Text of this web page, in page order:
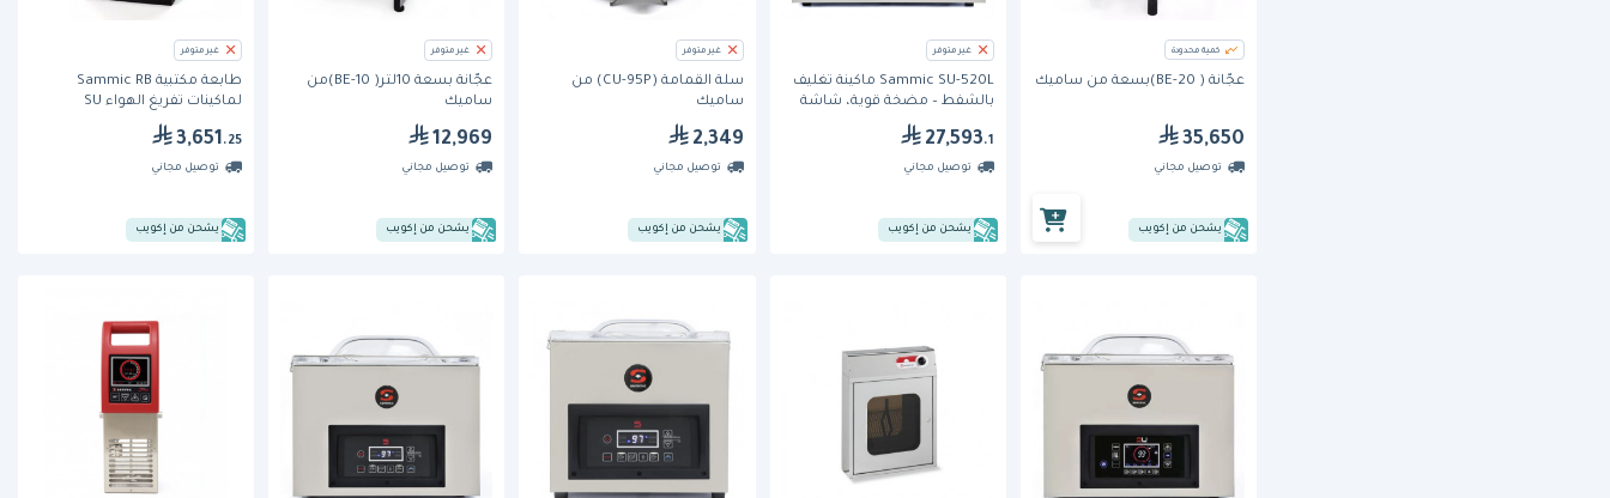
كمية محدودة
عجّانة ( BE-20)بسعة من ساميك
35,650
توصيل مجاني
يشحن من إكويب
غير متوفر
Sammic SU-520L ماكينة تغليف
بالشفط – مضخة قوية، شاشة
تعمل باللمس، تصميم احترافي
27,593.1
توصيل مجاني
يشحن من إكويب
غير متوفر
سلة القمامة (CU-95P) من
ساميك
2,349
توصيل مجاني
يشحن من إكويب
غير متوفر
عجّانة بسعة 10لتر( BE-10)من
ساميك
12,969
توصيل مجاني
يشحن من إكويب
غير متوفر
طابعة مكتبية Sammic RB
لماكينات تفريغ الهواء SU
3,651.25
توصيل مجاني
يشحن من إكويب